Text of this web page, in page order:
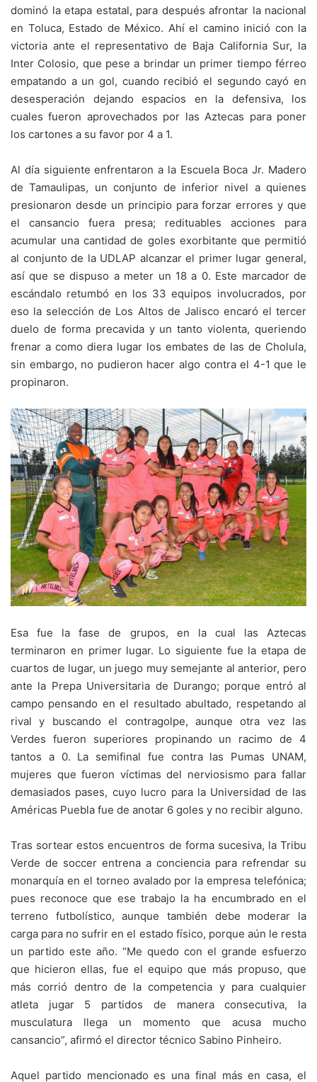
dominó la etapa estatal, para después afrontar la nacional
en Toluca, Estado de México. Ahí el camino inició con la
victoria ante el representativo de Baja California Sur, la
Inter Colosio, que pese a brindar un primer tiempo férreo
empatando a un gol, cuando recibió el segundo cayó en
desesperación dejando espacios en la defensiva, los
cuales fueron aprovechados por las Aztecas para poner
los cartones a su favor por 4 a 1.
Al día siguiente enfrentaron a la Escuela Boca Jr. Madero
de Tamaulipas, un conjunto de inferior nivel a quienes
presionaron desde un principio para forzar errores y que
el cansancio fuera presa; redituables acciones para
acumular una cantidad de goles exorbitante que permitió
al conjunto de la UDLAP alcanzar el primer lugar general,
así que se dispuso a meter un 18 a 0. Este marcador de
escándalo retumbó en los 33 equipos involucrados, por
eso la selección de Los Altos de Jalisco encaró el tercer
duelo de forma precavida y un tanto violenta, queriendo
frenar a como diera lugar los embates de las de Cholula,
sin embargo, no pudieron hacer algo contra el 4-1 que le
propinaron.
Esa fue la fase de grupos, en la cual las Aztecas
terminaron en primer lugar. Lo siguiente fue la etapa de
cuartos de lugar, un juego muy semejante al anterior, pero
ante la Prepa Universitaria de Durango; porque entró al
campo pensando en el resultado abultado, respetando al
rival y buscando el contragolpe, aunque otra vez las
Verdes fueron superiores propinando un racimo de 4
tantos a 0. La semifinal fue contra las Pumas UNAM,
mujeres que fueron víctimas del nerviosismo para fallar
demasiados pases, cuyo lucro para la Universidad de las
Américas Puebla fue de anotar 6 goles y no recibir alguno.
Tras sortear estos encuentros de forma sucesiva, la Tribu
Verde de soccer entrena a conciencia para refrendar su
monarquía en el torneo avalado por la empresa telefónica;
pues reconoce que ese trabajo la ha encumbrado en el
terreno futbolístico, aunque también debe moderar la
carga para no sufrir en el estado físico, porque aún le resta
un partido este año. “Me quedo con el grande esfuerzo
que hicieron ellas, fue el equipo que más propuso, que
más corrió dentro de la competencia y para cualquier
atleta jugar 5 partidos de manera consecutiva, la
musculatura llega un momento que acusa mucho
cansancio”, afirmó el director técnico Sabino Pinheiro.
Aquel partido mencionado es una final más en casa, el